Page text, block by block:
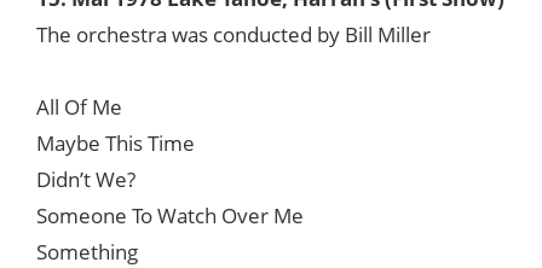
The orchestra was conducted by Bill Miller
All Of Me
Maybe This Time
Didn’t We?
Someone To Watch Over Me
Something